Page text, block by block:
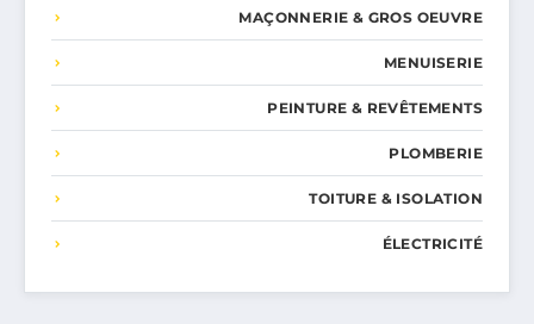
MAÇONNERIE & GROS OEUVRE
MENUISERIE
PEINTURE & REVÊTEMENTS
PLOMBERIE
TOITURE & ISOLATION
ÉLECTRICITÉ